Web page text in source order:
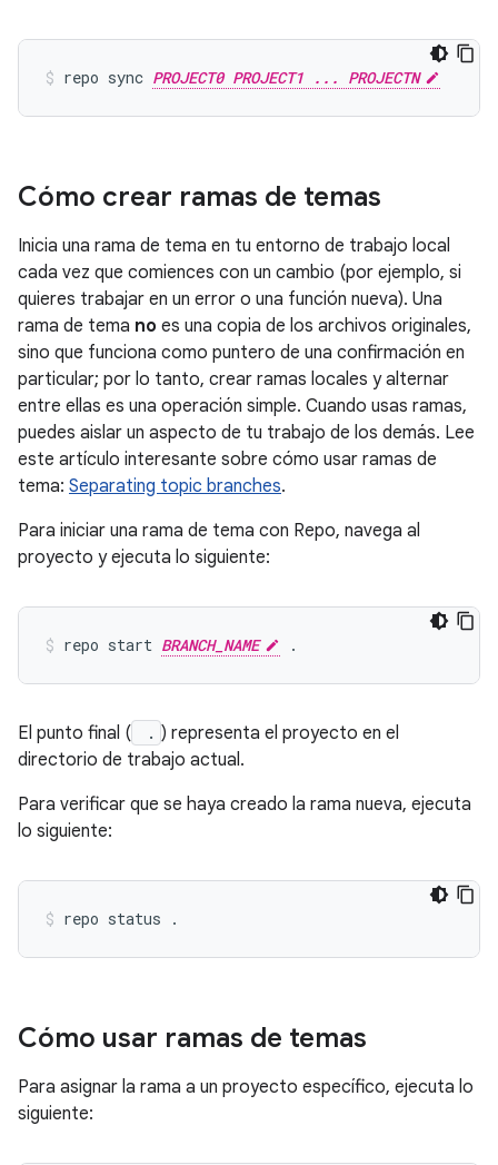
repo sync PROJECT0 PROJECT1 ... PROJECTN
Cómo crear ramas de temas
Inicia una rama de tema en tu entorno de trabajo local
cada vez que comiences con un cambio (por ejemplo, si
quieres trabajar en un error o una función nueva). Una
rama de tema no es una copia de los archivos originales,
sino que funciona como puntero de una confirmación en
particular; por lo tanto, crear ramas locales y alternar
entre ellas es una operación simple. Cuando usas ramas,
puedes aislar un aspecto de tu trabajo de los demás. Lee
este artículo interesante sobre cómo usar ramas de
tema: Separating topic branches.
Para iniciar una rama de tema con Repo, navega al
proyecto y ejecuta lo siguiente:
repo start BRANCH_NAME
El punto final ( . ) representa el proyecto en el
directorio de trabajo actual.
Para verificar que se haya creado la rama nueva, ejecuta
lo siguiente:
Cómo usar ramas de temas
Para asignar la rama a un proyecto específico, ejecuta lo
siguiente: